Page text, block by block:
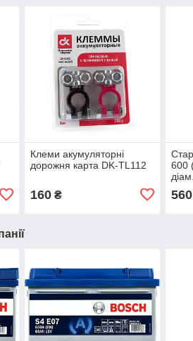
Клеми акумуляторні
дорожня карта DK-TL112
160₴
600
560